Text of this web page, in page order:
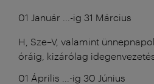
01 Január ...-ig 31 Március
H, Sze–V, valamint
óráig, kizárólag
01 Április ...-ig 30 Június